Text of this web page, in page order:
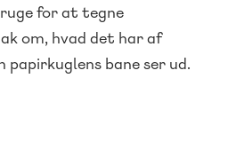
for at tegne
om, hvad det har af
bane ser ud.